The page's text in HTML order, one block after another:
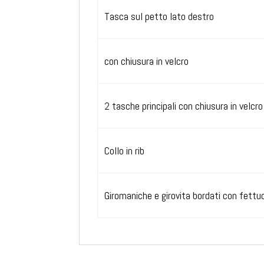
Tasca sul petto lato destro
con chiusura in velcro
2 tasche principali con chiusura in velcro
Collo in rib
Giromaniche e girovita bordati con